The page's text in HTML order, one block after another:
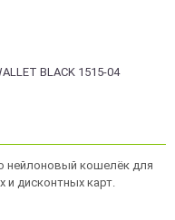
нейлоновый кошелёк для
и дисконтных карт.